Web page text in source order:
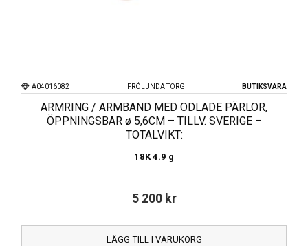
FRÖLUNDA TORG
A04016082 BUTIKSVARA
ARMRING / ARMBAND MED ODLADE PÄRLOR,
ÖPPNINGSBAR ø 5,6CM – TILLV. SVERIGE –
TOTALVIKT:
18K 4.9 g
5 200 kr
LÄGG TILL I VARUKORG